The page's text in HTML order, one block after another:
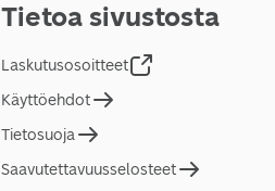
Tietoa sivustosta
Laskutusosoitteet
Käyttöehdot
Tietosuoja
Saavutettavuusselosteet